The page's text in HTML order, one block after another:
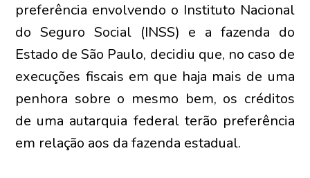
preferência envolvendo o Instituto Nacional
do Seguro Social (INSS) e a fazenda do
Estado de São Paulo, decidiu que, no caso de
execuções fiscais em que haja mais de uma
penhora sobre o mesmo bem, os créditos
de uma autarquia federal terão preferência
em relação aos da fazenda estadual.